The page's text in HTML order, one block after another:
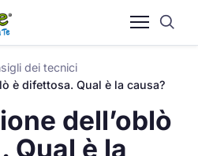
dei tecnici
è difettosa. Qual è la causa?
dell’oblò
Qual è la